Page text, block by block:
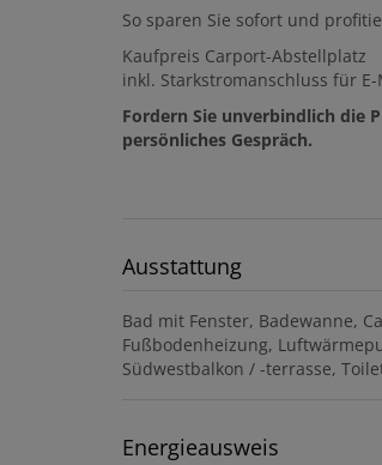
So sparen Sie sofort und
Kaufpreis Carport-Abstellplatz
inkl. Starkstromanschluss für E-
Fordern Sie unverbindlich die
persönliches Gespräch.
Ausstattung
Bad mit Fenster Badewanne
Fußbodenheizung
Südwestbalkon / -terrasse
Energieausweis